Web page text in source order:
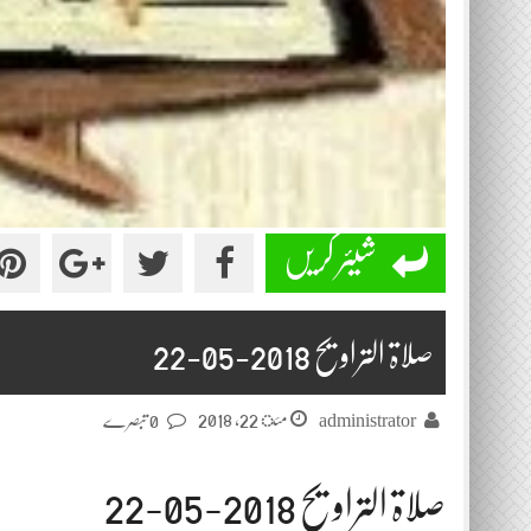
شیئر کریں
صلاۃ التراویح 2018-05-22
administrator مئ 22, 2018
صلاۃ التراویح 2018-05-22